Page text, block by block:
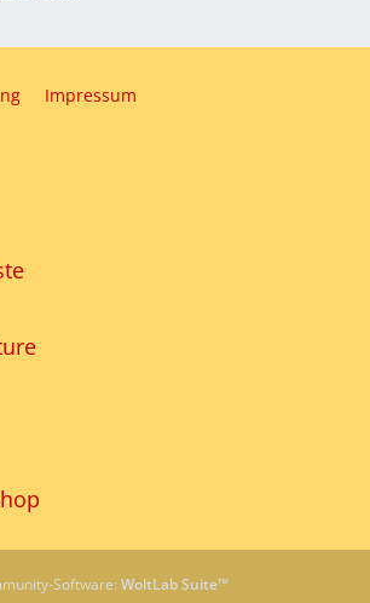
Impressum
Software: WoltLab Suite™